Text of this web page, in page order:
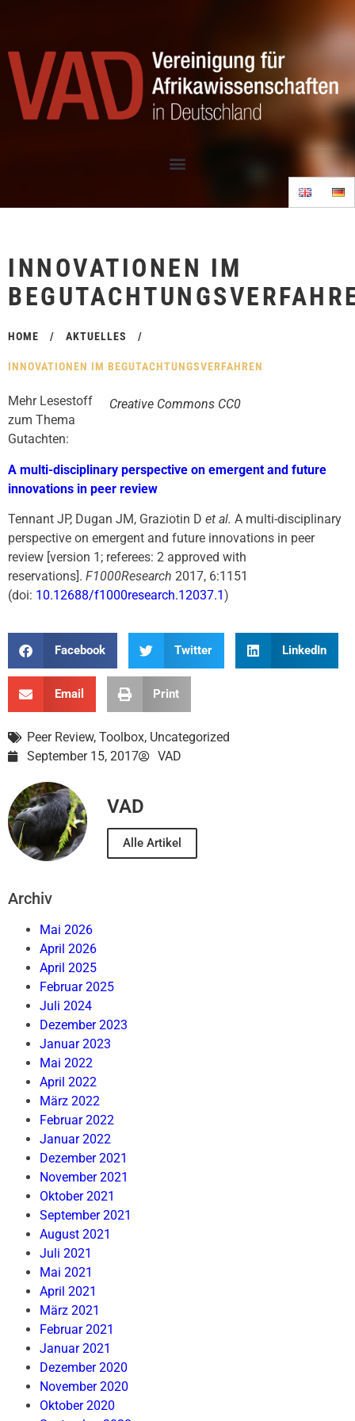
INNOVATIONEN IM
HOME / AKTUELLES /
INNOVATIONEN IM BEGUTACHTUNGSVERFAHREN
Creative Commons CC0
Mehr Lesestoff
zum Thema
Gutachten:
A multi-disciplinary perspective on emergent and future
innovations in peer review
Tennant JP, Dugan JM, Graziotin D et al. A multi-disciplinary
perspective on emergent and future innovations in peer
review [version 1; referees: 2 approved with
reservations]. F1000Research 2017, 6:1151
(doi: 10.12688/f1000research.12037.1 )
Facebook Twitter LinkedIn
Email Print
Peer Review, Toolbox, Uncategorized
September 15, 2017
VAD
VAD
Alle Artikel
Archiv
Mai 2026
April 2026
April 2025
Februar 2025
Juli 2024
Dezember 2023
Januar 2023
Mai 2022
April 2022
März 2022
Februar 2022
Januar 2022
Dezember 2021
November 2021
Oktober 2021
September 2021
August 2021
Juli 2021
Mai 2021
April 2021
März 2021
Februar 2021
Januar 2021
Dezember 2020
November 2020
Oktober 2020